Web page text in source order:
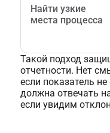
Найти узкие
места процесса
Такой подход
отчетности. Нет
если показатель
должна отвечать
если увидим